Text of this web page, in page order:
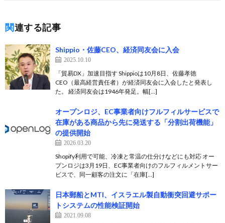
関連する記事
Shippio・佐藤CEO、経済同友会に入会
2025.10.10
「貿易DX」加速目指す Shippioは10月8日、佐藤孝徳
CEO（最高経営責任者）が経済同友会に入会したと発表し
た。 経済同友会は1946年発足。幅[…]
オープンロジ、EC事業者向けフルフィルサービスで
在庫がある商品から先に発送する「分割出荷機能」
の提供開始
2026.03.20
Shopify利用で可能、冷凍と常温の仕分けなどにも対応 オー
プンロジは3月19日、EC事業者向けのフルフィルメントサー
ビスで、同一顧客の注文に「在庫[…]
日本郵船とMTI、イスラエル製自動衝突回避サポー
トシステムの性能検証開始
2021.09.08